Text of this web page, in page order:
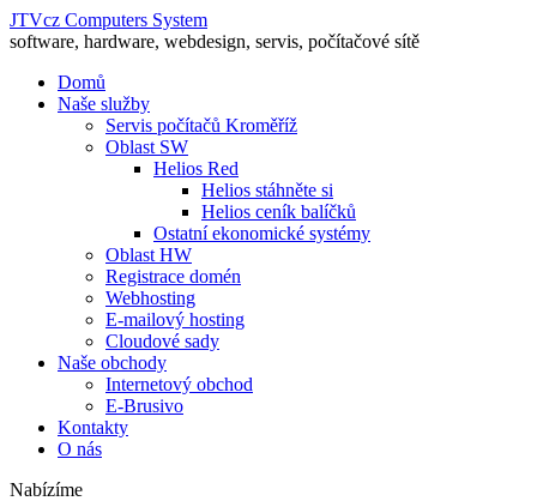
JTVcz Computers System
software, hardware, webdesign, servis, počítačové sítě
Domů
Naše služby
Servis počítačů Kroměříž
Oblast SW
Helios Red
Helios stáhněte si
Helios ceník balíčků
Ostatní ekonomické systémy
Oblast HW
Registrace domén
Webhosting
E-mailový hosting
Cloudové sady
Naše obchody
Internetový obchod
E-Brusivo
Kontakty
O nás
Nabízíme